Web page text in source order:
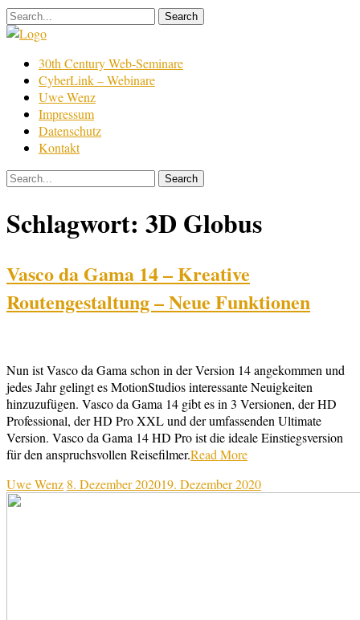
Skip
to
Film
Bearbeitung
30th Century Web-Seminare
CyberLink – Webinare
Uwe Wenz
Impressum
Datenschutz
Kontakt
Schlagwort: 3D Globus
Vasco da Gama 14 – Kreative
Routengestaltung – Neue Funktionen
Nun ist Vasco da Gama schon in der Version 14 angekommen und
jedes Jahr gelingt es MotionStudios interessante Neuigkeiten
hinzuzufügen. Vasco da Gama 14 gibt es in 3 Versionen, der HD
Professional, der HD Pro XXL und der umfassenden Ultimate
Version. Vasco da Gama 14 HD Pro ist die ideale Einstiegsversion
für den anspruchsvollen Reisefilmer.Read More
Uwe Wenz 8. Dezember 202019. Dezember 2020